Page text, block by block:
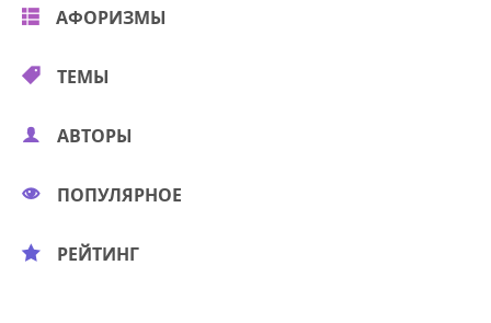
АФОРИЗМЫ
ТЕМЫ
АВТОРЫ
ПОПУЛЯРНОЕ
РЕЙТИНГ